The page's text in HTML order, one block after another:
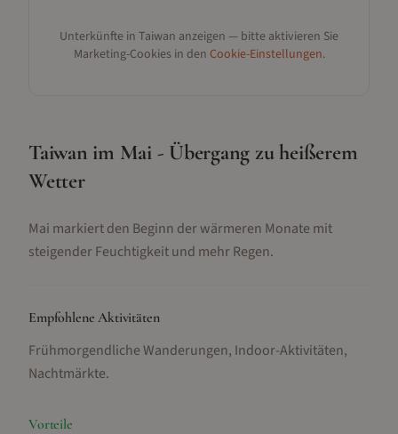
Unterkünfte in Taiwan anzeigen — bitte aktivieren Sie
Marketing-Cookies in den Cookie-Einstellungen.
Taiwan im Mai - Übergang zu heißerem
Wetter
Mai markiert den Beginn der wärmeren Monate mit
steigender Feuchtigkeit und mehr Regen.
Empfohlene Aktivitäten
Frühmorgendliche Wanderungen, Indoor-Aktivitäten,
Nachtmärkte.
Vorteile